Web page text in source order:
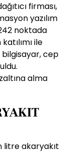
firması,
yazılım
noktada
ile
cep
alma
litre akaryakıt